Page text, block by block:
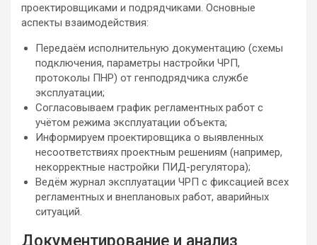
проектировщиками и подрядчиками. Основные
аспекты взаимодействия:
Передаём исполнительную документацию (схемы
подключения, параметры настройки ЧРП,
протоколы ПНР) от генподрядчика службе
эксплуатации;
Согласовываем график регламентных работ с
учётом режима эксплуатации объекта;
Информируем проектировщика о выявленных
несоответствиях проектным решениям (например,
некорректные настройки ПИД-регулятора);
Ведём журнал эксплуатации ЧРП с фиксацией всех
регламентных и внеплановых работ, аварийных
ситуаций.
Документирование и анализ